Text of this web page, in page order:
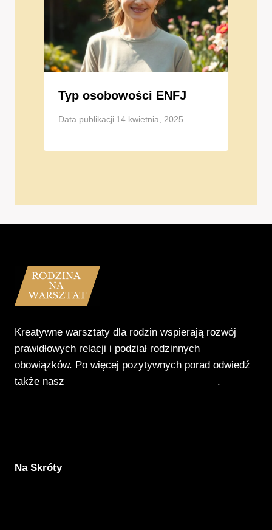
Typ osobowości ENFJ
Data publikacji 14 kwietnia, 2025
Kreatywne warsztaty dla rodzin wspierają rozwój
prawidłowych relacji i podział rodzinnych
obowiązków. Po więcej pozytywnych porad odwiedź
także nasz
.
Na Skróty